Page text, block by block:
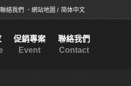
简体中文
網站地圖 /
聯絡我們 ．
促銷專案
Event
聯絡我們
Contact